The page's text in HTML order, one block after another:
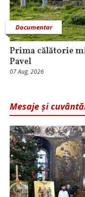
Documentar
Prima călătorie
Pavel
07 Aug, 2026
Mesaje și